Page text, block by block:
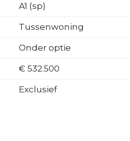
A1 (sp)
Tussenwoning
Onder optie
€ 532.500
Exclusief